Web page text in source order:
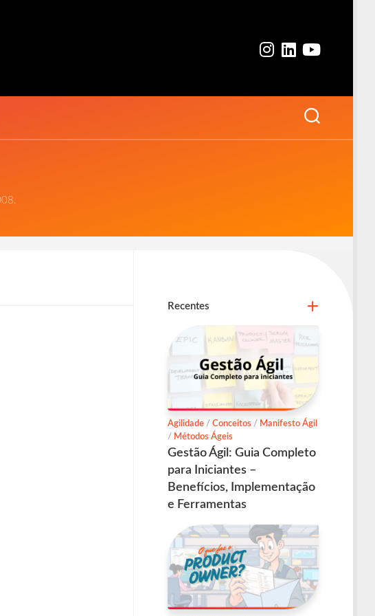
Recentes
Agilidade / Conceitos / Manifesto Ágil
/ Métodos Ágeis
Gestão Ágil: Guia Completo
para Iniciantes –
Benefícios, Implementação
e Ferramentas